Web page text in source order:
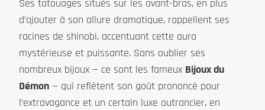
Ses tatouages situés sur les avant-bras, en plus
d’ajouter à son allure dramatique, rappellent ses
racines de shinobi, accentuant cette aura
mystérieuse et puissante. Sans oublier ses
nombreux bijoux — ce sont les fameux Bijoux du
Démon — qui reflètent son goût prononcé pour
l’extravagance et un certain luxe outrancier, en